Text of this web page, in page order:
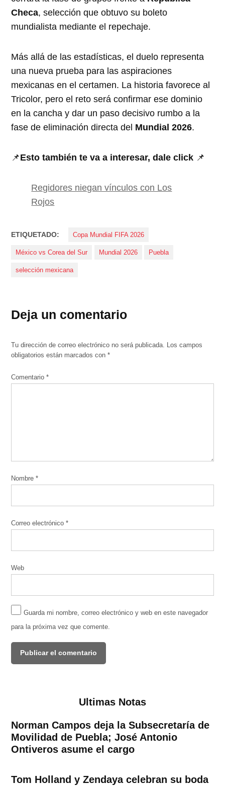
Checa, selección que obtuvo su boleto
mundialista mediante el repechaje.
Más allá de las estadísticas, el duelo representa
una nueva prueba para las aspiraciones
mexicanas en el certamen. La historia favorece al
Tricolor, pero el reto será confirmar ese dominio
en la cancha y dar un paso decisivo rumbo a la
fase de eliminación directa del Mundial 2026.
📌Esto también te va a interesar, dale click 📌
Regidores niegan vínculos con Los
Rojos
ETIQUETADO: Copa Mundial FIFA 2026
México vs Corea del Sur Mundial 2026 Puebla
selección mexicana
Deja un comentario
Tu dirección de correo electrónico no será publicada. Los campos
obligatorios están marcados con*
Comentario*
Nombre*
Correo electrónico*
Web
Guarda mi nombre, correo electrónico y web en este navegador
para la próxima vez que comente.
Ultimas Notas
Norman Campos deja la Subsecretaría de
Movilidad de Puebla; José Antonio
Ontiveros asume el cargo
Tom Holland y Zendaya celebran su boda